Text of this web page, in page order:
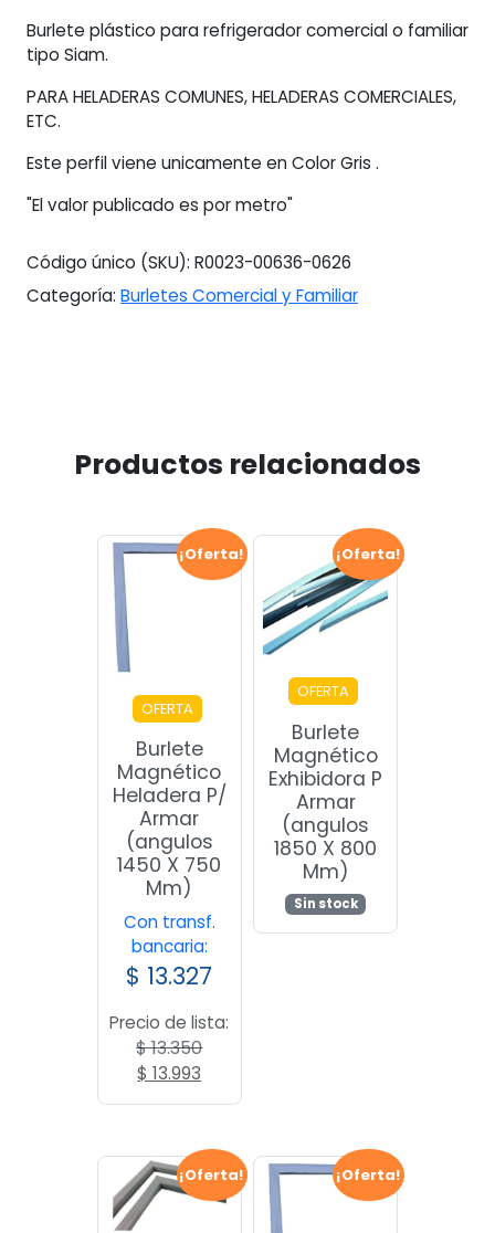
X
Burlete plástico para refrigerador comercial o familiar
tipo Siam.
PARA HELADERAS COMUNES, HELADERAS COMERCIALES,
ETC.
Este perfil viene unicamente en Color Gris .
"El valor publicado es por metro"
Código único (SKU): R0023-00636-0626
Categoría: Burletes Comercial y Familiar
Productos relacionados
¡Oferta!
OFERTA
Burlete
Magnético
Heladera P/
Armar
(angulos
1450 X 750
Mm)
Con transf.
bancaria:
$ 13.327
Precio de lista:
$13.350
El
$ 13.350.
$ 13.993
precio
es:
$ 13.993.
¡Oferta!
OFERTA
Burlete
Magnético
Exhibidora P
Armar
(angulos
1850 X 800
Mm)
Sin stock
¡Oferta! ¡Oferta!